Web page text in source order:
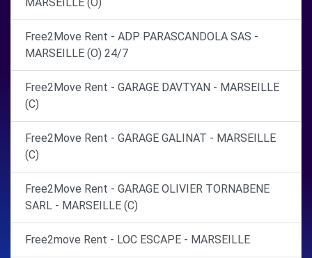
Free2Move Rent - ADP PARASCANDOLA SAS -
MARSEILLE (O) 24/7
Free2Move Rent - GARAGE DAVTYAN - MARSEILLE
(C)
Free2Move Rent - GARAGE GALINAT - MARSEILLE
(C)
Free2Move Rent - GARAGE OLIVIER TORNABENE
SARL - MARSEILLE (C)
Free2move Rent - LOC ESCAPE - MARSEILLE